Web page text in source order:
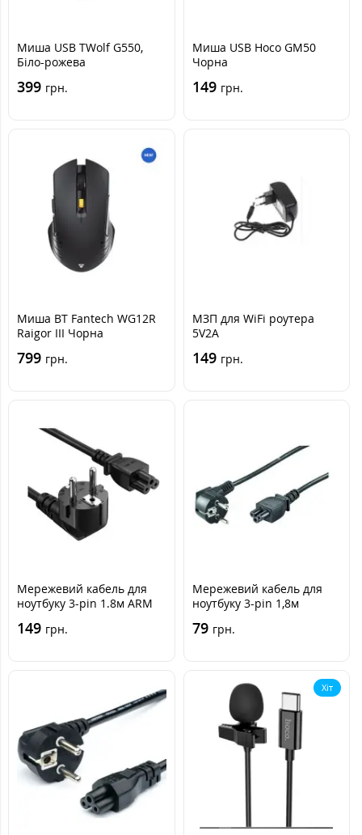
Миша USB TWolf G550,
Біло-рожева
399 грн.
Миша USB Hoco GM50
Чорна
149 грн.
Миша BT Fantech WG12R
Raigor III Чорна
799 грн.
МЗП для WiFi роутера
5V2A
149 грн.
Мережевий кабель для
ноутбуку 3-pin 1.8м ARM
149 грн.
Мережевий кабель для
ноутбуку 3-pin 1,8м
79 грн.
Хіт